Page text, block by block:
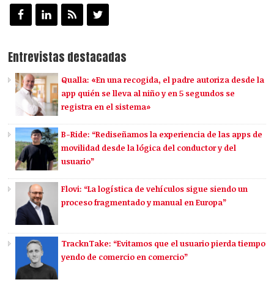
Entrevistas destacadas
Qualla: «En una recogida, el padre autoriza desde la
app quién se lleva al niño y en 5 segundos se
registra en el sistema»
B-Ride: “Rediseñamos la experiencia de las apps de
movilidad desde la lógica del conductor y del
usuario”
Flovi: “La logística de vehículos sigue siendo un
proceso fragmentado y manual en Europa”
TracknTake: “Evitamos que el usuario pierda tiempo
yendo de comercio en comercio”